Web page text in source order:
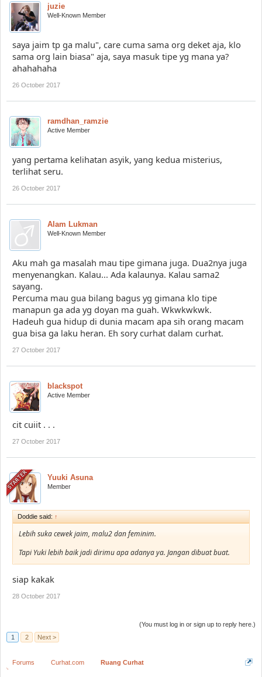
juzie
Well-Known Member
saya jaim tp ga malu", care cuma sama org deket aja, klo
sama org lain biasa" aja, saya masuk tipe yg mana ya?
ahahahaha
26 October 2017
ramdhan_ramzie
Active Member
yang pertama kelihatan asyik, yang kedua misterius,
terlihat seru.
26 October 2017
Alam Lukman
Well-Known Member
Aku mah ga masalah mau tipe gimana juga. Dua2nya juga
menyenangkan. Kalau... Ada kalaunya. Kalau sama2
sayang.
Percuma mau gua bilang bagus yg gimana klo tipe
manapun ga ada yg doyan ma guah. Wkwkwkwk.
Hadeuh gua hidup di dunia macam apa sih orang macam
gua bisa ga laku heran. Eh sory curhat dalam curhat.
27 October 2017
blackspot
Active Member
cit cuiit . . .
27 October 2017
Yuuki Asuna
Member
Doddie said: ↑
Lebih suka cewek jaim, malu2 dan feminim.
Tapi Yuki lebih baik jadi dirimu apa adanya ya. Jangan dibuat buat.
siap kakak
28 October 2017
(You must log in or sign up to reply here.)
1
2 Next >
Forums Curhat.com Ruang Curhat